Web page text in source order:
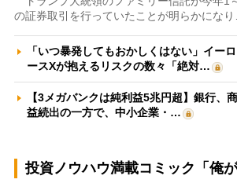
の証券取引を行っていたことが明らかにな
「いつ暴発してもおかしくはない」イー
ースXが抱えるリスクの数々「絶対…
【3メガバンクは純利益5兆円超】銀行、
益続出の一方で、中小企業・…
投資ノウハウ満載コミック「俺が